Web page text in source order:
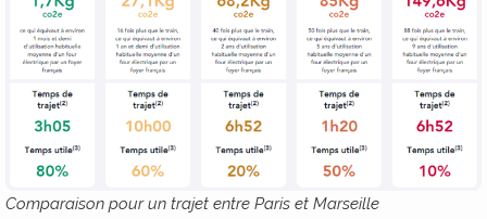
Comparaison pour un trajet entre Paris et Marseille